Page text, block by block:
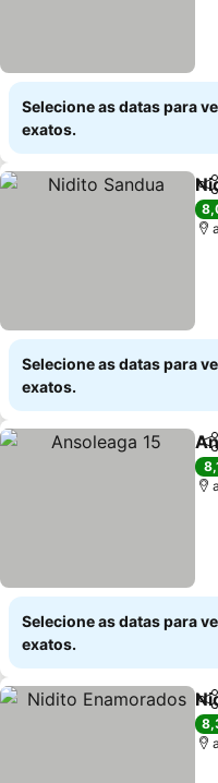
Selecione as datas para
exatos.
Selecione as datas para
exatos.
Selecione as datas para
exatos.